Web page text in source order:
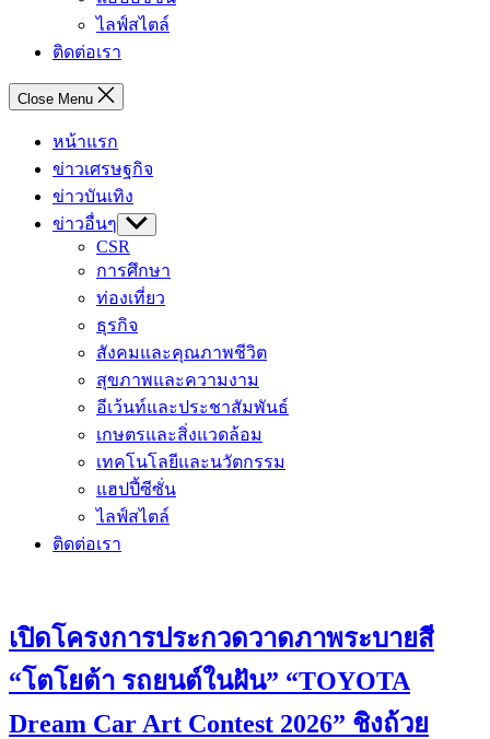
ไลฟ์สไตล์
ติดต่อเรา
Close Menu
หน้าแรก
ข่าวเศรษฐกิจ
ข่าวบันเทิง
ข่าวอื่นๆ Show
sub
menu
CSR
การศึกษา
ท่องเที่ยว
ธุรกิจ
สังคมและคุณภาพชีวิต
สุขภาพและความงาม
อีเว้นท์และประชาสัมพันธ์
เกษตรและสิ่งแวดล้อม
เทคโนโลยีและนวัตกรรม
แฮปปี้ซีซั่น
ไลฟ์สไตล์
ติดต่อเรา
เปิดโครงการประกวดวาดภาพระบายสี
“โตโยต้า รถยนต์ในฝัน” “TOYOTA
Dream Car Art Contest 2026” ชิงถ้วย